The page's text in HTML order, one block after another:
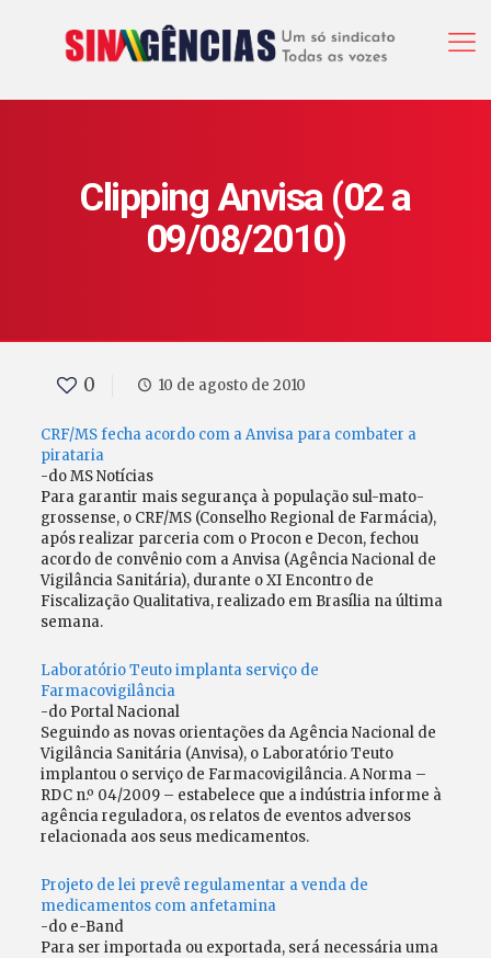
Clipping Anvisa (02 a
09/08/2010)
0 10 de agosto de 2010
CRF/MS fecha acordo com a Anvisa para combater a
pirataria
-do MS Notícias
Para garantir mais segurança à população sul-mato-
grossense, o CRF/MS (Conselho Regional de Farmácia),
após realizar parceria com o Procon e Decon, fechou
acordo de convênio com a Anvisa (Agência Nacional de
Vigilância Sanitária), durante o XI Encontro de
Fiscalização Qualitativa, realizado em Brasília na última
semana.
Laboratório Teuto implanta serviço de
Farmacovigilância
-do Portal Nacional
Seguindo as novas orientações da Agência Nacional de
Vigilância Sanitária (Anvisa), o Laboratório Teuto
implantou o serviço de Farmacovigilância. A Norma –
RDC n.º 04/2009 – estabelece que a indústria informe à
agência reguladora, os relatos de eventos adversos
relacionada aos seus medicamentos.
Projeto de lei prevê regulamentar a venda de
medicamentos com anfetamina
-do e-Band
Para ser importada ou exportada, será necessária uma